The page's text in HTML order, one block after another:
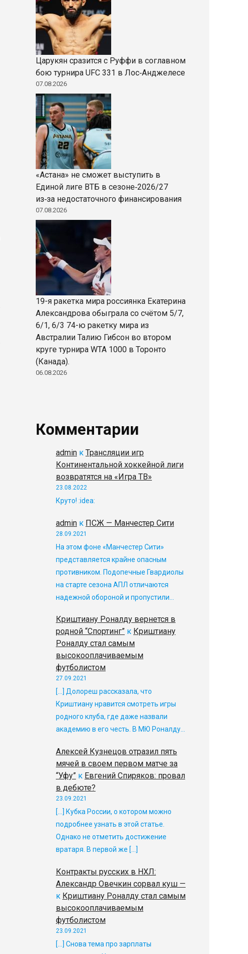
Царукян сразится с Руффи в соглавном
бою турнира UFC 331 в Лос‑Анджелесе
07.08.2026
«Астана» не сможет выступить в
Единой лиге ВТБ в сезоне‑2026/27
из‑за недостаточного финансирования
07.08.2026
19-я ракетка мира россиянка Екатерина
Александрова обыграла со счётом 5/7,
6/1, 6/3 74-ю ракетку мира из
Австралии Талию Гибсон во втором
круге турнира WTA 1000 в Торонто
(Канада).
06.08.2026
Комментарии
admin к Трансляции игр
Континентальной хоккейной лиги
возвратятся на «Игра ТВ»
23.08.2022
Круто! :idea:
admin к ПСЖ — Манчестер Сити
28.09.2021
На этом фоне «Манчестер Сити»
представляется крайне опасным
противником. Подопечные Гвардиолы
на старте сезона АПЛ отличаются
надежной обороной и пропустили…
Криштиану Роналду вернется в
родной “Спортинг” к Криштиану
Роналду стал самым
высокооплачиваемым
футболистом
27.09.2021
[…] Долореш рассказала, что
Криштиану нравится смотреть игры
родного клуба, где даже назвали
академию в его честь. В МЮ Роналду…
Алексей Кузнецов отразил пять
мячей в своем первом матче за
“Уфу” к Евгений Спиряков: провал
в дебюте?
23.09.2021
[…] Кубка России, о котором можно
подробнее узнать в этой статье.
Однако не отметить достижение
вратаря. В первой же […]
Контракты русских в НХЛ:
Александр Овечкин сорвал куш —
к Криштиану Роналду стал самым
высокооплачиваемым
футболистом
23.09.2021
[…] Снова тема про зарплаты